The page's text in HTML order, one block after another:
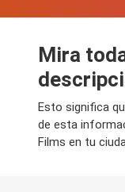
Mira
Esto significa
de esta
Films en tu